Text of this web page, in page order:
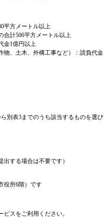
平方メートル以上
計500平方メートル以上
金1億円以上
、土木、外構工事など）：請負代金
別表3までのうち該当するものを選び
する場合は不要です）
役所6階）です
スをご利用ください。